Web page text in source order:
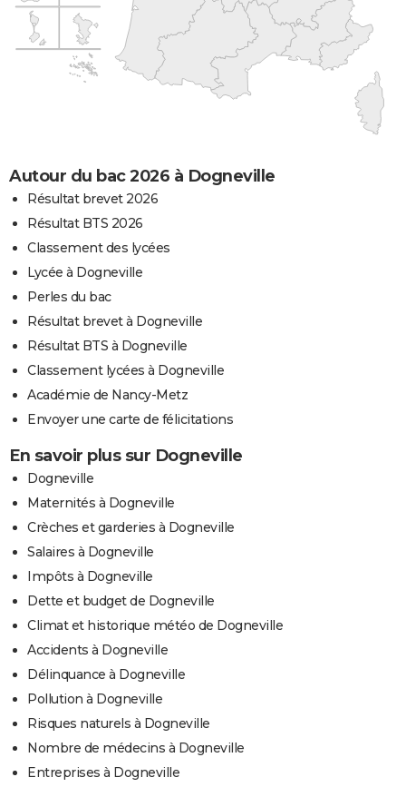
Autour du bac 2026 à Dogneville
Résultat brevet 2026
Résultat BTS 2026
Classement des lycées
Lycée à Dogneville
Perles du bac
Résultat brevet à Dogneville
Résultat BTS à Dogneville
Classement lycées à Dogneville
Académie de Nancy-Metz
Envoyer une carte de félicitations
En savoir plus sur Dogneville
Dogneville
Maternités à Dogneville
Crèches et garderies à Dogneville
Salaires à Dogneville
Impôts à Dogneville
Dette et budget de Dogneville
Climat et historique météo de Dogneville
Accidents à Dogneville
Délinquance à Dogneville
Pollution à Dogneville
Risques naturels à Dogneville
Nombre de médecins à Dogneville
Entreprises à Dogneville